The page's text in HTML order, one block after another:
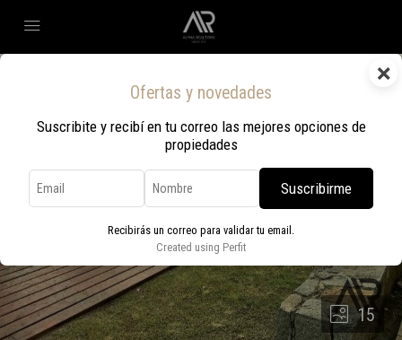
×
Ofertas y novedades
Suscribite y recibí en tu correo las mejores opciones de
propiedades
Suscribirme
Recibirás un correo para validar tu email.
Created using Perfit
15